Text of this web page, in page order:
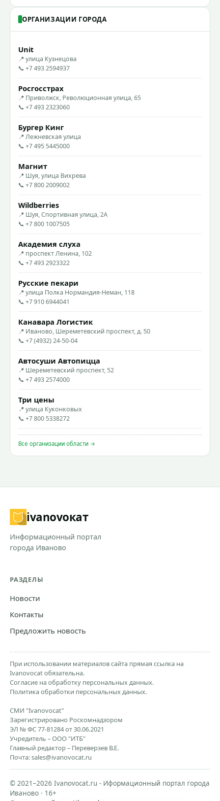
ОРГАНИЗАЦИИ ГОРОДА
Unit
📍 улица Кузнецова
📞 +7 493 2594937
Росгосстрах
📍 Приволжск, Революционная улица, 65
📞 +7 493 2323060
Бургер Кинг
📍 Лежневская улица
📞 +7 495 5445000
Магнит
📍 Шуя, улица Вихрева
📞 +7 800 2009002
Wildberries
📍 Шуя, Спортивная улица, 2А
📞 +7 800 1007505
Академия слуха
📍 проспект Ленина, 102
📞 +7 493 2923322
Русские пекари
📍 улица Полка Нормандия-Неман, 118
📞 +7 910 6944041
Канавара Логистик
📍 Иваново, Шереметевский проспект, д. 50
📞 +7 (4932) 24-50-04
Автосуши Автопицца
📍 Шереметевский проспект, 52
📞 +7 493 2574000
Три цены
📍 улица Куконковых
📞 +7 800 5338272
Все организации области →
ivanovoкат
Информационный портал
города Иваново
РАЗДЕЛЫ
Новости
Контакты
Предложить новость
При использовании материалов сайта прямая ссылка на
Ivanovocat обязательна.
Согласие на обработку персональных данных.
Политика обработки персональных данных.
СМИ "Ivanovocat"
Зарегистрировано Роскомнадзором
ЭЛ № ФС 77-81284 от 30.06.2021
Учредитель – ООО "ИТБ"
Главный редактор – Переверзев В.Е.
Почта:sales@ivanovocat.ru
© 2021–2026 Ivanovocat.ru - Иформационный портал города
Иваново · 16+